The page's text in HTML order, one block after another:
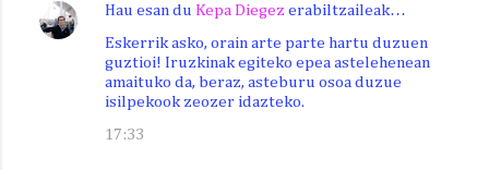
Hau esan du Kepa Diegez erabiltzaileak…
Eskerrik asko, orain arte parte hartu duzuen
guztioi! Iruzkinak egiteko epea astelehenean
amaituko da, beraz, asteburu osoa duzue
isilpekook zeozer idazteko.
17:33